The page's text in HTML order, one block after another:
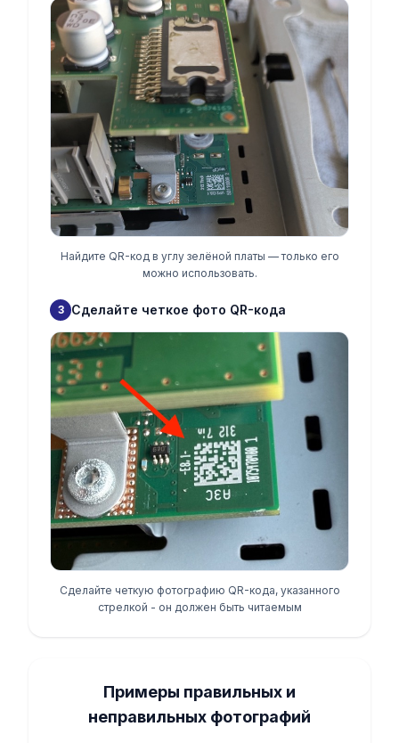
Найдите QR-код в углу зелёной платы — только его
можно использовать.
3 Сделайте четкое фото QR-кода
Сделайте четкую фотографию QR-кода, указанного
стрелкой - он должен быть читаемым
Примеры правильных и
неправильных фотографий